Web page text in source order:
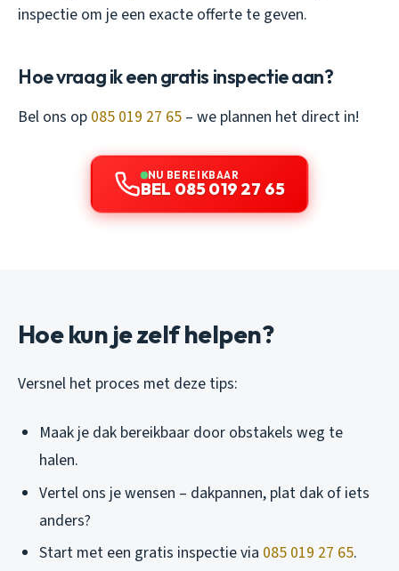
inspectie om je een exacte offerte te geven.
Hoe vraag ik een gratis inspectie aan?
Bel ons op 085 019 27 65 – we plannen het direct in!
NU BEREIKBAAR
BEL 085 019 27 65
Hoe kun je zelf helpen?
Versnel het proces met deze tips:
Maak je dak bereikbaar door obstakels weg te
halen.
Vertel ons je wensen – dakpannen, plat dak of iets
anders?
Start met een gratis inspectie via 085 019 27 65.